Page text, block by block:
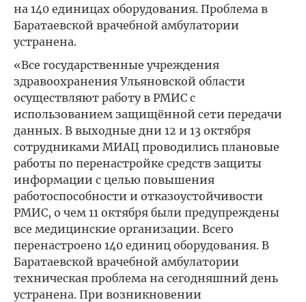
на 140 единицах оборудования. Проблема в
Баратаевской врачебной амбулатории
устранена.
«Все государственные учреждения
здравоохранения Ульяновской области
осуществляют работу в РМИС с
использованием защищённой сети передачи
данных. В выходные дни 12 и 13 октября
сотрудниками МИАЦ проводились плановые
работы по перенастройке средств защиты
информации с целью повышения
работоспособности и отказоустойчивости
РМИС, о чем 11 октября были предупреждены
все медицинские организации. Всего
перенастроено 140 единиц оборудования. В
Баратаевской врачебной амбулатории
техническая проблема на сегодняшний день
устранена. При возникновении